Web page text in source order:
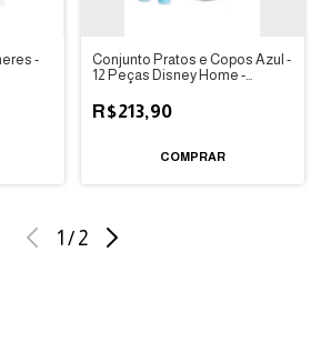
-
Conjunto Pratos e Copos Azul -
12 Peças Disney Home -
R$213,90
1 / 2